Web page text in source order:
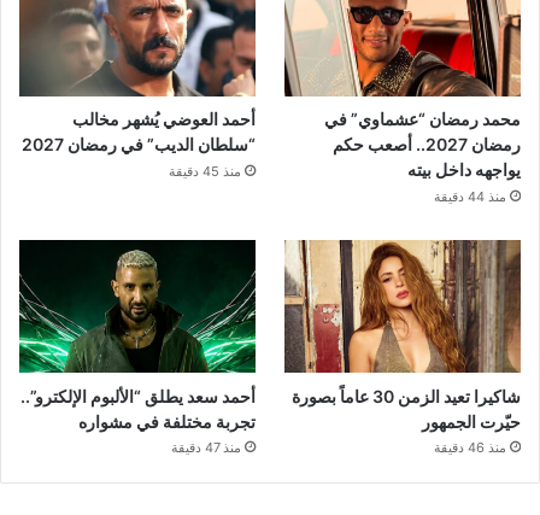
محمد رمضان “عشماوي” في
رمضان 2027.. أصعب حكم
يواجهه داخل بيته
منذ 44 دقيقة
أحمد العوضي يُشهر مخالب
“سلطان الديب” في رمضان 2027
منذ 45 دقيقة
شاكيرا تعيد الزمن 30 عاماً بصورة
حيّرت الجمهور
منذ 46 دقيقة
أحمد سعد يطلق “الألبوم الإلكترو”..
تجربة مختلفة في مشواره
منذ 47 دقيقة